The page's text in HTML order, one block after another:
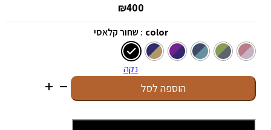
₪400
color: שחור קלאסי
נקה
כמות
של
Nano
הוספה לסל